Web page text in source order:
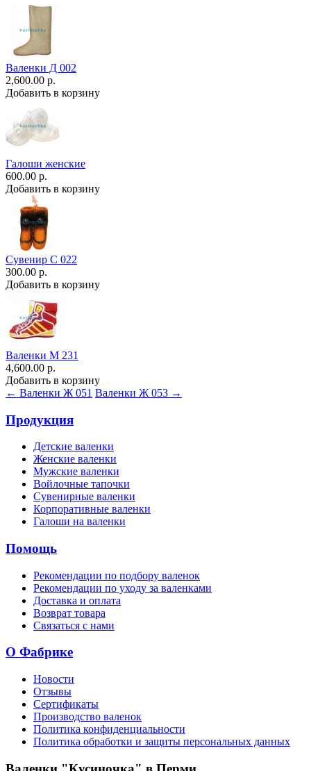
Валенки Д 002
2,600.00 р.
Добавить в корзину
Галоши женские
600.00 р.
Добавить в корзину
Сувенир С 022
300.00 р.
Добавить в корзину
Валенки М 231
4,600.00 р.
Добавить в корзину
← Валенки Ж 051 Валенки Ж 053 →
Продукция
Детские валенки
Женские валенки
Мужские валенки
Войлочные тапочки
Сувенирные валенки
Корпоративные валенки
Галоши на валенки
Помощь
Рекомендации по подбору валенок
Рекомендации по уходу за валенками
Доставка и оплата
Возврат товара
Связаться с нами
О Фабрике
Новости
Отзывы
Сертификаты
Производство валенок
Политика конфиденциальности
Политика обработки и защиты персональных данных